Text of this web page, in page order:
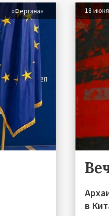
«Фергана» 18 июня
в